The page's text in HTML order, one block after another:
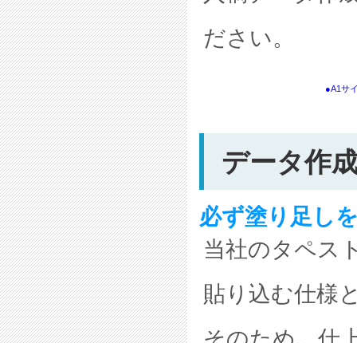
ださい。
●A1サ
データ作
必ず塗り足し
当社のタペス
貼り込む仕様